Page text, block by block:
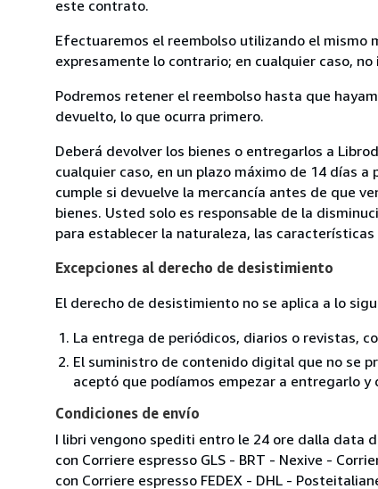
este contrato.
Efectuaremos el reembolso utilizando el mismo
expresamente lo contrario; en cualquier caso,
Podremos retener el reembolso hasta que
devuelto, lo que ocurra primero.
Deberá devolver los bienes o entregarlos a
cualquier caso, en un plazo máximo de 14 días
cumple si devuelve la mercancía antes de que
bienes. Usted solo es responsable de la
para establecer la naturaleza, las
Excepciones al derecho de desistimiento
El derecho de desistimiento no se aplica a lo
La entrega de periódicos, diarios o revistas,
El suministro de contenido digital que no se
aceptó que podíamos empezar a entregarlo
Condiciones de envío
I libri vengono spediti entro le 24 ore dalla data
con Corriere espresso GLS - BRT - Nexive -
con Corriere espresso FEDEX - DHL -